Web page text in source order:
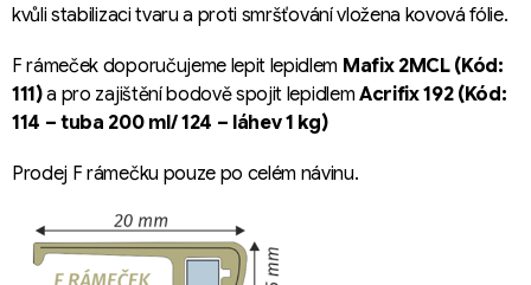
kvůli stabilizaci tvaru a proti smršťování vložena kovová fólie.
F rámeček doporučujeme lepit lepidlem Mafix 2MCL (Kód:
111)a pro zajištění bodově spojit lepidlem Acrifix 192 (Kód:
114 – tuba 200 ml/ 124 – láhev 1 kg)
Prodej F rámečku pouze po celém návinu.